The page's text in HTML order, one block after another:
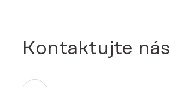
Kontaktujte nás